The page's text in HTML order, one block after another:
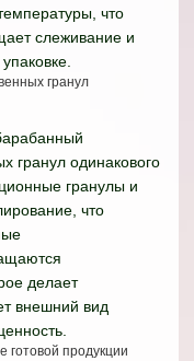
что
слеживание и
гранул
гранул одинакового
гранулы и
что
делает
внешний вид
готовой продукции